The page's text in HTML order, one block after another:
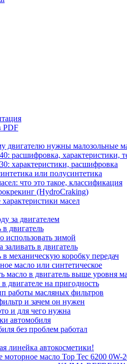
PDF
двигателю нужны малозольные
расшифровка, характеристики,
характеристики, расшифровка
или полусинтетика
что это такое, классификация
(НydroСraking)
масел
за двигателем
в двигатель
использовать зимой
в двигатель
в механическую коробку передач
масло или синтетическое
масло в двигатель выше уровня
двигателе на пригодность
работы масляных фильтров
и зачем он нужен
и для чего нужна
автомобиля
без проблем работал
линейка автокосметики!
масло Top Tec 6200 0W-